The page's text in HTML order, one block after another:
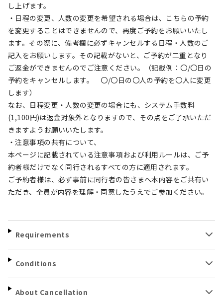
し上げます。
・日程の変更、人数の変更を希望される場合は、こちらの予約
を変更することはできませんので、再度ご予約をお願いいたし
ます。その際に、備考欄に必ずキャンセルする日程・人数のご
記入をお願いします。その記載がないと、ご予約が二重となり
ご返金ができませんのでご注意ください。（記載例：〇/〇日の
予約をキャンセルします。　〇/〇日の〇人の予約を〇人に変更
します）
なお、日程変更・人数の変更の場合にも、システム手数料
(1,100円)は返金対象外となりますので、その点をご了承いただ
きますようお願いいたします。
・注意事項の共有について、
本ページに記載されている注意事項および利用ルールは、ご予
約者様だけでなく同行されるすべての方に適用されます。
ご予約者様は、必ず事前に同行者の皆さまへ本内容をご共有い
ただき、全員が内容を理解・同意したうえでご参加ください。
Requirements
Conditions
About Cancellation